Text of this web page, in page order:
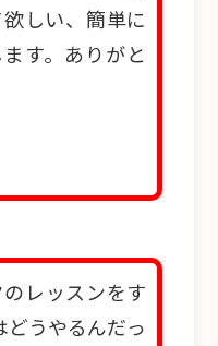
しい、簡単に
す。ありがと
レッスンをす
どうやるんだっ